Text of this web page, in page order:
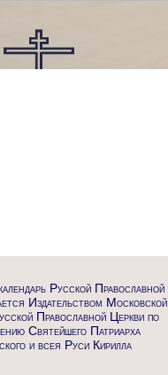
Русской Православной
Издательством Московской
Православной Церкви по
Святейшего Патриарха
и всея Руси Кирилла